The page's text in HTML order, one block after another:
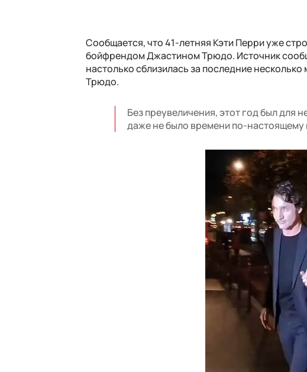
Сообщается, что 41-летняя Кэти Перри уже
бойфрендом Джастином Трюдо. Источник
настолько сблизилась за последние
Трюдо.
Без преувеличения, этот год был для
даже не было времени по-настоящему